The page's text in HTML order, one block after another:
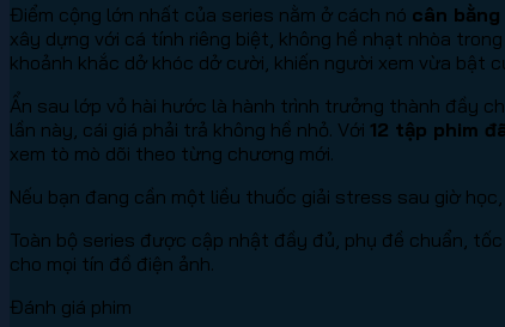
Điểm cộng lớn nhất của series nằm ở cách nó cân
xây dựng với cá tính riêng biệt, không hề nhạt nhòa
khoảnh khắc dở khóc dở cười, khiến người xem vừa bật
Ẩn sau lớp vỏ hài hước là hành trình trưởng thành đầy
lần này, cái giá phải trả không hề nhỏ. Với 12 tập phim
xem tò mò dõi theo từng chương mới.
Nếu bạn đang cần một liều thuốc giải stress sau giờ
Toàn bộ series được cập nhật đầy đủ, phụ đề chuẩn,
cho mọi tín đồ điện ảnh.
Đánh giá phim